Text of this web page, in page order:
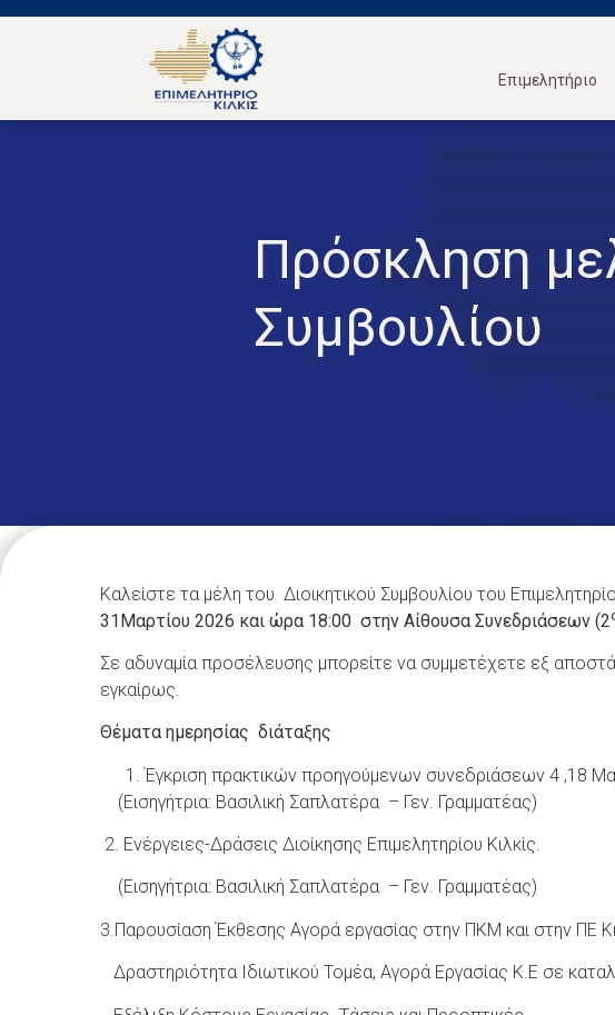
Επιμελητήριο
Πρόσκληση
Συμβουλίου
Καλείστε τα μέλη του Διοικητικού Συμβουλίου του
31Μαρτίου 2026 και ώρα 18:00 στην Αίθουσα Συνεδριάσεων (2
Σε αδυναμία προσέλευσης μπορείτε να συμμετέχετε εξ
εγκαίρως.
Θέματα ημερησίας διάταξης
Έγκριση πρακτικών προηγούμενων συνεδριάσεων 4 ,18
(Εισηγήτρια: Βασιλική Σαπλατέρα – Γεν. Γραμματέας)
2. Ενέργειες-Δράσεις Διοίκησης Επιμελητηρίου Κιλκίς.
(Εισηγήτρια: Βασιλική Σαπλατέρα – Γεν. Γραμματέας)
3.Παρουσίαση Έκθεσης Αγορά εργασίας στην ΠΚΜ και στην ΠΕ
Δραστηριότητα Ιδιωτικού Τομέα, Αγορά Εργασίας Κ.Ε σε